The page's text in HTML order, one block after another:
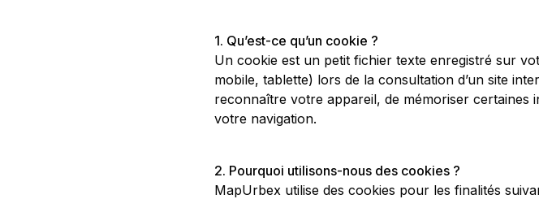
1. Qu’est-ce qu’un cookie ?
Un cookie est un petit fichier texte enregistré sur
mobile, tablette) lors de la consultation d’un site
reconnaître votre appareil, de mémoriser certaines
votre navigation.
2. Pourquoi utilisons-nous des cookies ?
MapUrbex utilise des cookies pour les finalités